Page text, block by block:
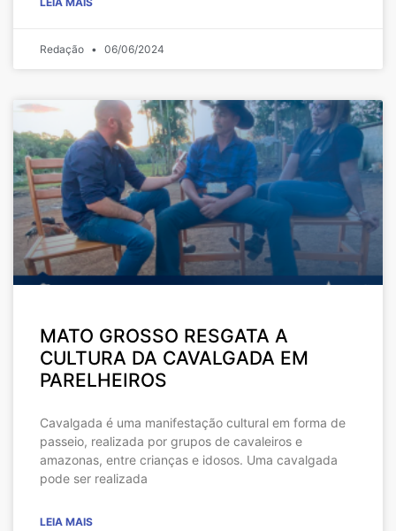
Redação 06/06/2024
MATO GROSSO RESGATA A
CULTURA DA CAVALGADA EM
PARELHEIROS
Cavalgada é uma manifestação cultural em forma de
passeio, realizada por grupos de cavaleiros e
amazonas, entre crianças e idosos. Uma cavalgada
pode ser realizada
LEIA MAIS